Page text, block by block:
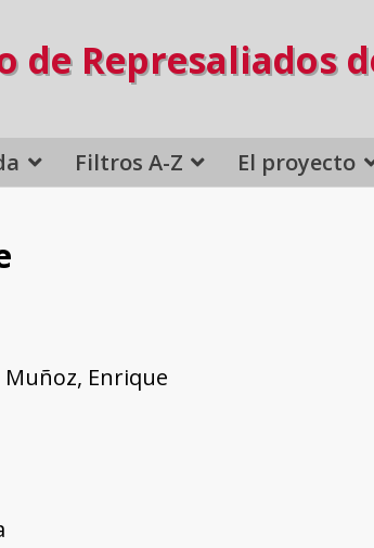
de Represaliados
Filtros A-Z El proyecto
Muñoz, Enrique